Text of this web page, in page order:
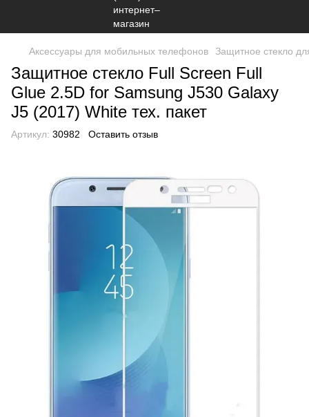
Аксессуары для мобильных телефонов Защитное стекло
Защитное стекло Full Screen Full
Glue 2.5D for Samsung J530 Galaxy
J5 (2017) White тех. пакет
Артикул: 30982 Оставить отзыв